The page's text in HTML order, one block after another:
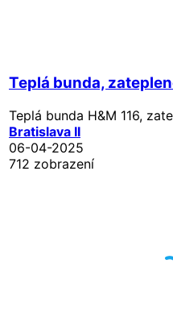
Teplá bunda,
Teplá bunda H&M 116,
Bratislava II
06-04-2025
712 zobrazení